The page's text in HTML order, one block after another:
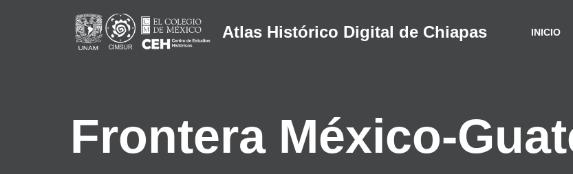
Atlas Histórico Digital de Chiapas INICIO
Frontera México-